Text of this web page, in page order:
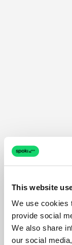
This website
We use cookies
provide social
We also share
our social